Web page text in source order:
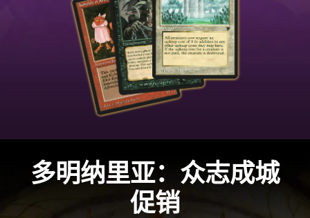
多明纳里亚：众志成城
促销